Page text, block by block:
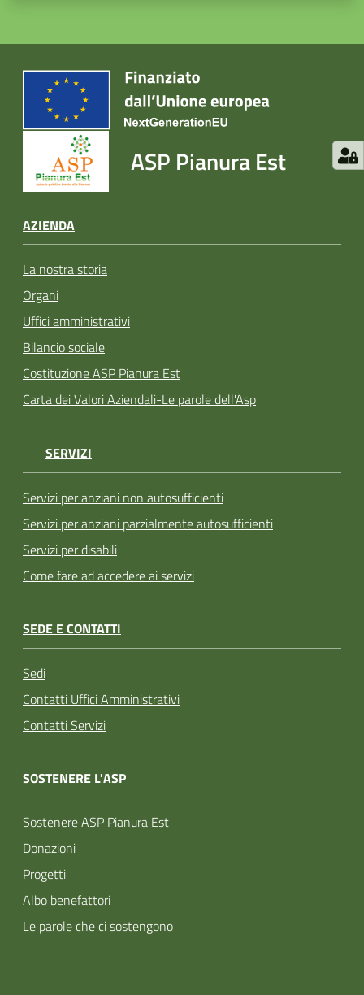
ASP Pianura Est
AZIENDA
La nostra storia
Organi
Uffici amministrativi
Bilancio sociale
Costituzione ASP Pianura Est
Carta dei Valori Aziendali-Le parole dell'Asp
SERVIZI
Servizi per anziani non autosufficienti
Servizi per anziani parzialmente autosufficienti
Servizi per disabili
Come fare ad accedere ai servizi
SEDE E CONTATTI
Sedi
Contatti Uffici Amministrativi
Contatti Servizi
SOSTENERE L'ASP
Sostenere ASP Pianura Est
Donazioni
Progetti
Albo benefattori
Le parole che ci sostengono